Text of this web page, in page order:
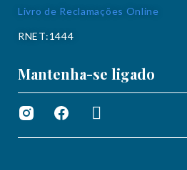
Livro de Reclamações Online
RNET:1444
Mantenha-se ligado